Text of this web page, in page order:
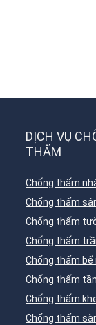
DỊCH VỤ
THẤM
Chống thấm
Chống thấm
Chống thấm
Chống thấm
Chống thấm bể
Chống thấm
Chống thấm
Chống thấm